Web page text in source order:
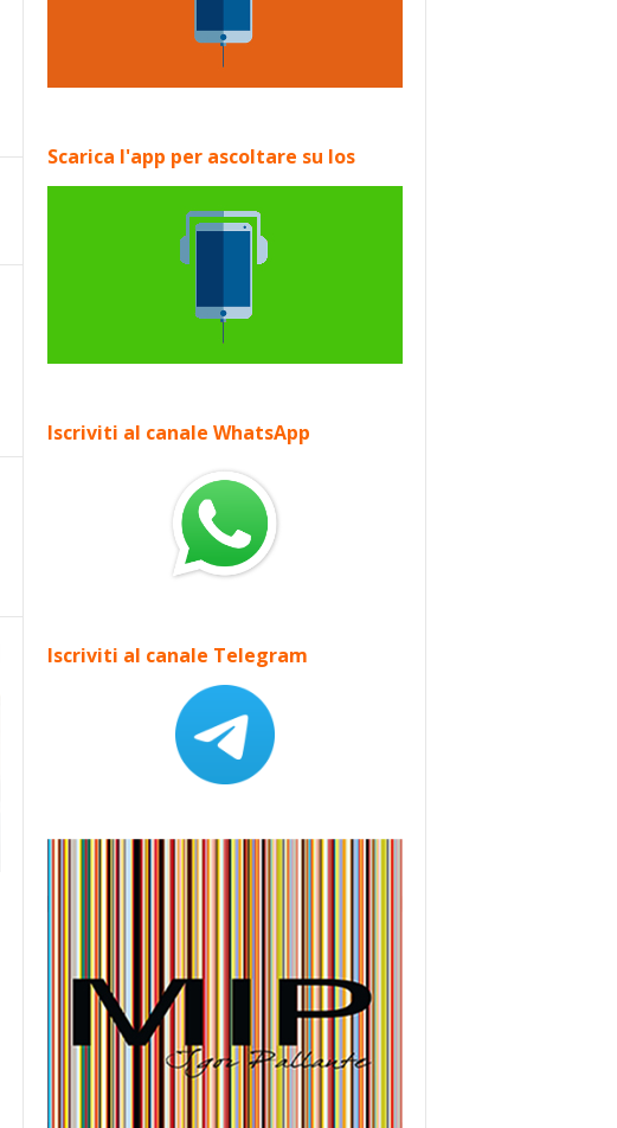
Scarica l'app per ascoltare su Ios
Iscriviti al canale WhatsApp
Iscriviti al canale Telegram